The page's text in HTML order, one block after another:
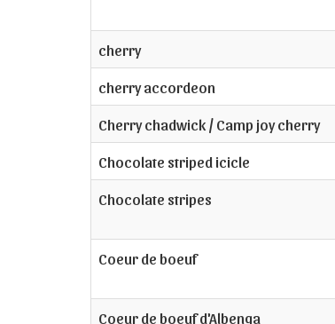
cherry
cherry accordeon
Cherry chadwick / Camp joy cherry
Chocolate striped icicle
Chocolate stripes
Coeur de boeuf
Coeur de boeuf d'Albenga